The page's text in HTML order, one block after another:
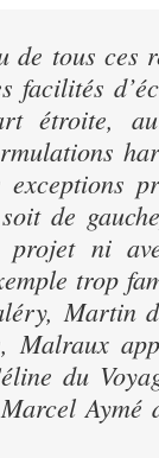
de tous ces
facilités
étroite,
exceptions
de
ni
trop
Martin
Malraux
du
Aymé